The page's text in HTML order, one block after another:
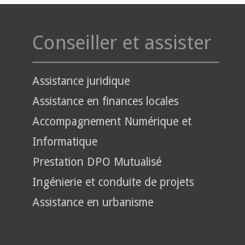
Conseiller et assister
Assistance juridique
Assistance en finances locales
Accompagnement Numérique et
Informatique
Prestation DPO Mutualisé
Ingénierie et conduite de projets
Assistance en urbanisme